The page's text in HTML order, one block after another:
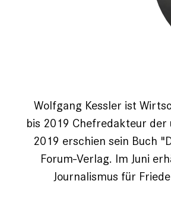
Wolfgang Kessler ist
bis 2019 Chef­redakteur
2019 erschien sein Buch
Forum-Verlag. Im Juni
Journalismus für